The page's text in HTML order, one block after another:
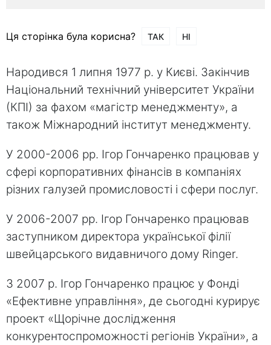
Ця сторінка була корисна? ТАК НІ
Народився 1 липня 1977 р. у Києві. Закінчив
Національний технічний університет України
(КПІ) за фахом «магістр менеджменту», а
також Міжнародний інститут менеджменту.
У 2000-2006 рр. Ігор Гончаренко працював у
сфері корпоративних фінансів в компаніях
різних галузей промисловості і сфери послуг.
У 2006-2007 рр. Ігор Гончаренко працював
заступником директора української філії
швейцарського видавничого дому Ringer.
З 2007 р. Ігор Гончаренко працює у Фонді
«Ефективне управління», де сьогодні курирує
проект «Щорічне дослідження
конкурентоспроможності регіонів України», а